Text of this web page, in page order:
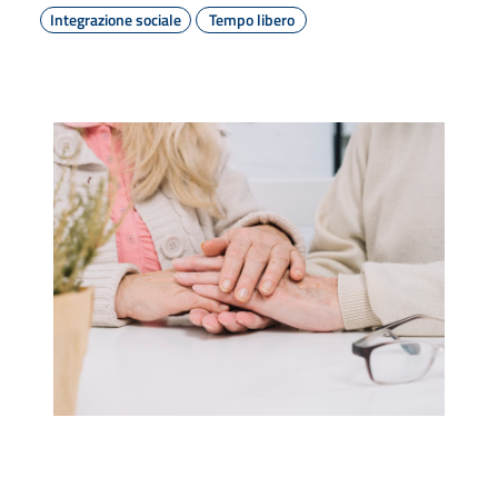
Integrazione sociale
Tempo libero